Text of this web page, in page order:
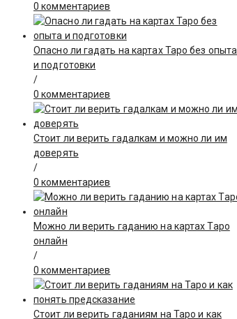
0 комментариев
Опасно ли гадать на картах Таро без опыта
и подготовки
/
0 комментариев
Стоит ли верить гадалкам и можно ли им
доверять
/
0 комментариев
Можно ли верить гаданию на картах Таро
онлайн
/
0 комментариев
Стоит ли верить гаданиям на Таро и как